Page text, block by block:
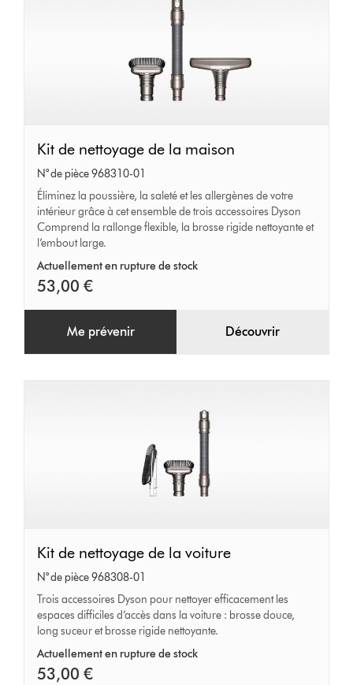
Kit
de
nettoyage
de
la
maison
Kit de nettoyage de la maison
N° de pièce 968310-01
Éliminez la poussière, la saleté et les allergènes de votre
intérieur grâce à cet ensemble de trois accessoires Dyson
Comprend la rallonge flexible, la brosse rigide nettoyante et
l’embout large.
Actuellement en rupture de stock
53,00 €
Me prévenir Découvrir
Kit
de
nettoyage
de
la
voiture
Kit de nettoyage de la voiture
N° de pièce 968308-01
Trois accessoires Dyson pour nettoyer efficacement les
espaces difficiles d’accès dans la voiture : brosse douce,
long suceur et brosse rigide nettoyante.
Actuellement en rupture de stock
53,00 €